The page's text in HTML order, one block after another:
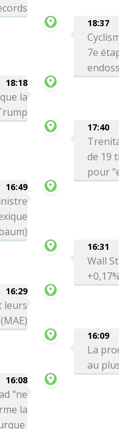
18:37
7e
18:18
la
17:40
de 19
pour
16:49
16:31
Wall
16:29
leurs
16:09
La
au
16:08
"ne
la